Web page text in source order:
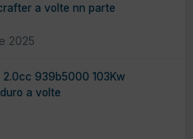
a volte nn parte
2025
2.0cc 939b5000 103Kw
a volte